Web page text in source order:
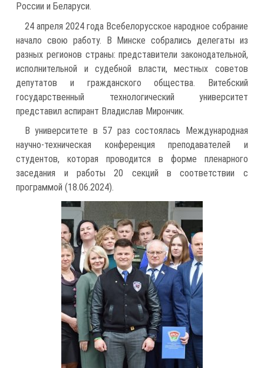
России и Беларуси.
24 апреля 2024 года Всебелорусское народное собрание
начало свою работу. В Минске собрались делегаты из
разных регионов страны: представители законодательной,
исполнительной и судебной власти, местных советов
депутатов и гражданского общества. Витебский
государственный технологический университет
представил аспирант Владислав Мирончик.
В университете в 57 раз состоялась Международная
научно-техническая конференция преподавателей и
студентов, которая проводится в форме пленарного
заседания и работы 20 секций в соответствии с
программой (18.06.2024).